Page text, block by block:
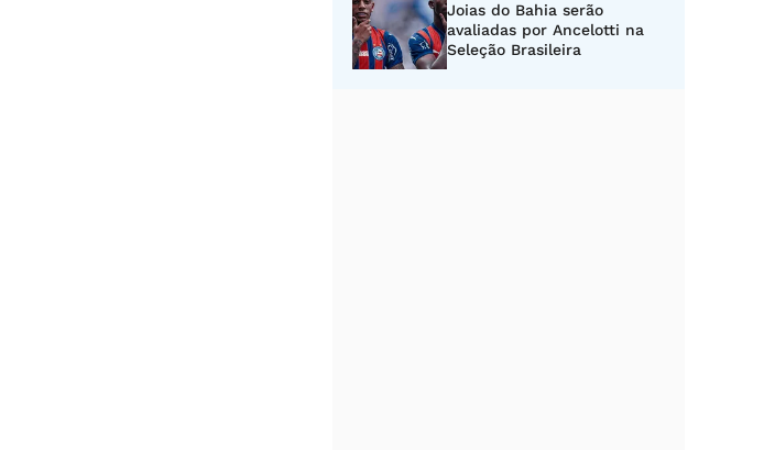
Joias do Bahia serão
avaliadas por Ancelotti na
Seleção Brasileira